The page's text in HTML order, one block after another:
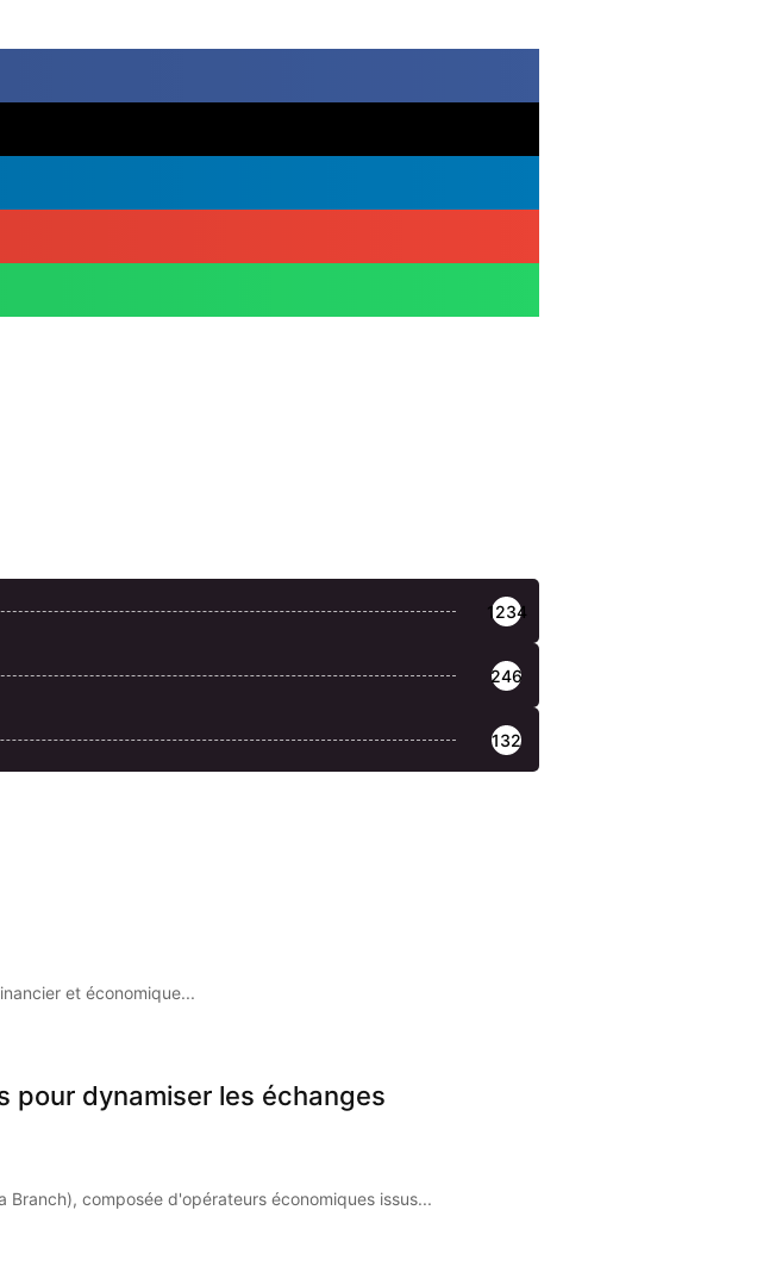
1234
246
132
et économique...
pour dynamiser les échanges
composée d'opérateurs économiques issus...